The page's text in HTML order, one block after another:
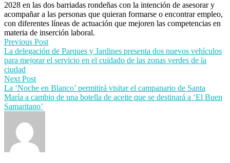
2028 en las dos barriadas rondeñas con la intención de asesorar y
acompañar a las personas que quieran formarse o encontrar empleo,
con diferentes líneas de actuación que mejoren las competencias en
materia de inserción laboral.
Post
navigation
Previous Post
La delegación de Parques y Jardines presenta dos nuevos vehículos
para mejorar el servicio en el cuidado de las zonas verdes de la
ciudad
Next Post
La ‘Noche en Blanco’ permitirá visitar el campanario de Santa
María a cambio de una botella de aceite que se destinará a ‘El Buen
Samaritano’